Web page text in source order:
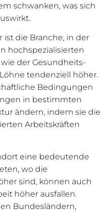
schwanken, was sich
ist die Branche, in der
hochspezialisierten
der Gesundheits-
tendenziell höher.
Bedingungen
in bestimmten
ändern, indem sie die
Arbeitskräften
eine bedeutende
wo die
sind, können auch
höher ausfallen.
Bundesländern,